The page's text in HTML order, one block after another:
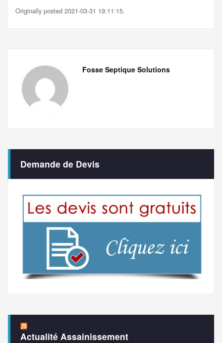
Originally posted 2021-03-31 19:11:15.
Fosse Septique Solutions
Demande de Devis
Actualité Assainissement